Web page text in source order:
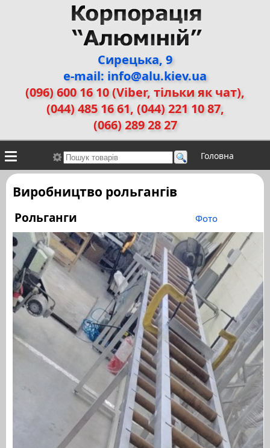
Сирецька, 9
e-mail: info@alu.kiev.ua
(096) 600 16 10 (Viber, тільки як чат),
(044) 485 16 61, (044) 221 10 87,
(066) 289 28 27
Головна
Виробництво рольгангів
Рольганги Фото